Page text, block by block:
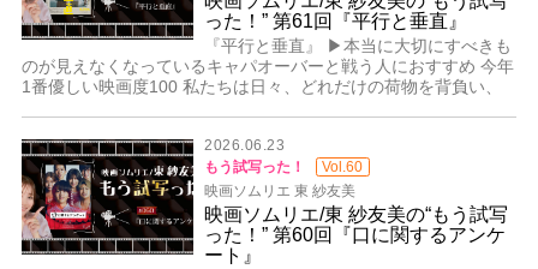
った！” 第61回『平行と垂直』
『平行と垂直』 ▶本当に大切にすべきも
のが見えなくなっているキャパオーバーと戦う人におすすめ 今年
1番優しい映画度100 私たちは日々、どれだけの荷物を背負い、
2026.06.23
もう試写った！
Vol.60
映画ソムリエ 東 紗友美
映画ソムリエ/東 紗友美の“もう試写
った！” 第60回『口に関するアンケ
ート』